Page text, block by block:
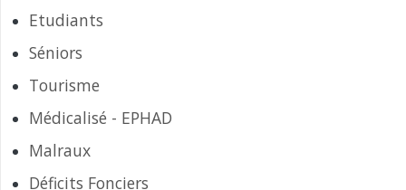
Etudiants
Séniors
Tourisme
Médicalisé - EPHAD
Malraux
Déficits Fonciers